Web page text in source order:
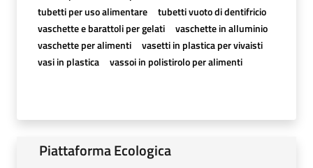
tubetti per uso alimentare
tubetti vuoto di dentifricio
vaschette e barattoli per gelati
vaschette in alluminio
vaschette per alimenti
vasetti in plastica per vivaisti
vasi in plastica
vassoi in polistirolo per alimenti
Piattaforma Ecologica